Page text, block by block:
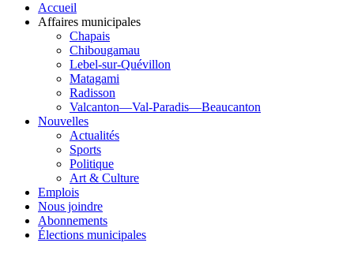
Accueil
Affaires municipales
Chapais
Chibougamau
Lebel-sur-Quévillon
Matagami
Radisson
Valcanton—Val-Paradis—Beaucanton
Nouvelles
Actualités
Sports
Politique
Art & Culture
Emplois
Nous joindre
Abonnements
Élections municipales